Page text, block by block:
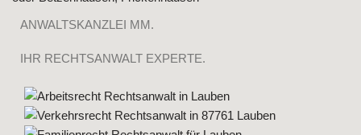
ANWALTSKANZLEI MM.
IHR RECHTSANWALT EXPERTE.